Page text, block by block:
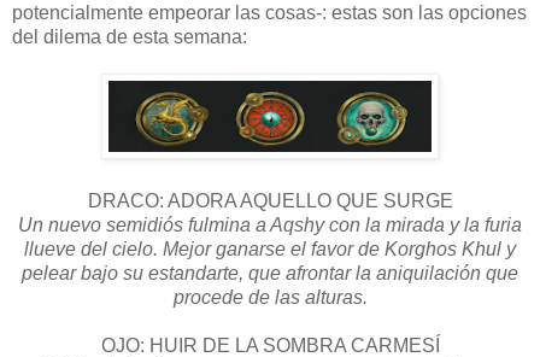
potencialmente empeorar las cosas-: estas son las opciones
del dilema de esta semana:
DRACO: ADORA AQUELLO QUE SURGE
Un nuevo semidiós fulmina a Aqshy con la mirada y la furia
llueve del cielo. Mejor ganarse el favor de Korghos Khul y
pelear bajo su estandarte, que afrontar la aniquilación que
procede de las alturas.
OJO: HUIR DE LA SOMBRA CARMESÍ